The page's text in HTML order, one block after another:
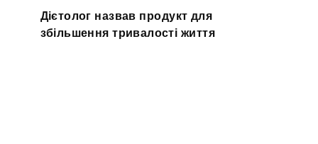
Дієтолог назвав продукт для
збільшення тривалості життя